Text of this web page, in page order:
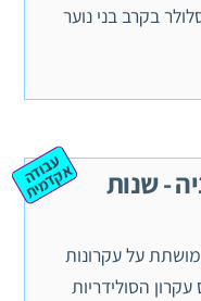
בקרב בני נוער
- שנות
ע
ב
וד
ה
א
ק
ד
מ
ית
על עקרונות
הסולידריות